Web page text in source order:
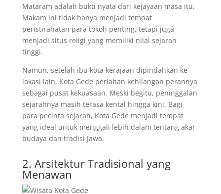
Mataram adalah bukti nyata dari kejayaan masa itu.
Makam ini tidak hanya menjadi tempat
peristirahatan para tokoh penting, tetapi juga
menjadi situs religi yang memiliki nilai sejarah
tinggi.
Namun, setelah ibu kota kerajaan dipindahkan ke
lokasi lain, Kota Gede perlahan kehilangan perannya
sebagai pusat kekuasaan. Meski begitu, peninggalan
sejarahnya masih terasa kental hingga kini. Bagi
para pecinta sejarah, Kota Gede menjadi tempat
yang ideal untuk menggali lebih dalam tentang akar
budaya dan tradisi Jawa.
2. Arsitektur Tradisional yang
Menawan